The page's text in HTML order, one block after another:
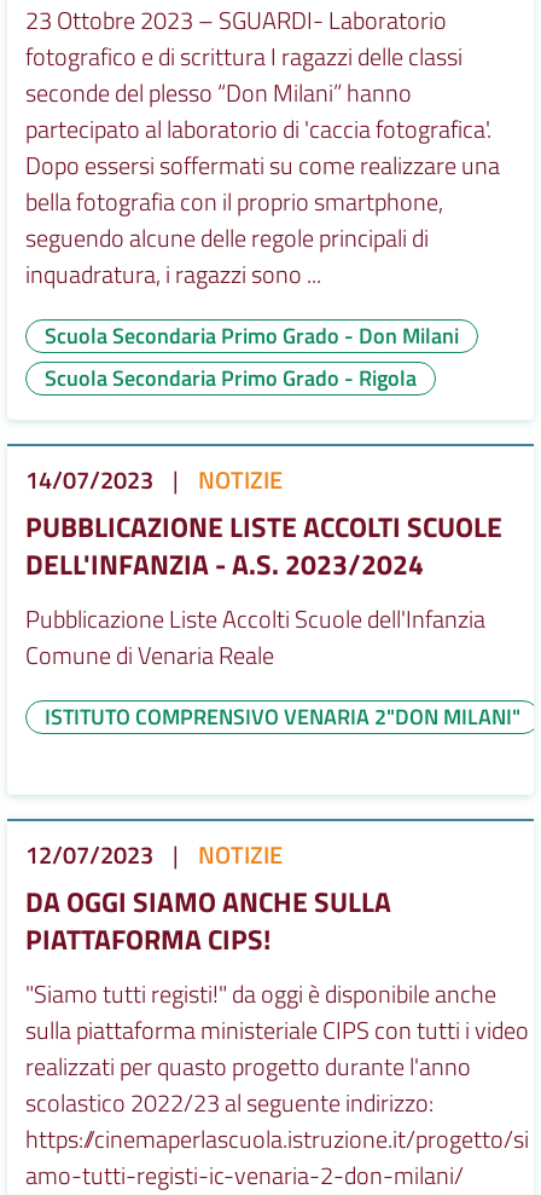
23 Ottobre 2023 – SGUARDI- Laboratorio
fotografico e di scrittura I ragazzi delle classi
seconde del plesso “Don Milani” hanno
partecipato al laboratorio di 'caccia fotografica'.
Dopo essersi soffermati su come realizzare una
bella fotografia con il proprio smartphone,
seguendo alcune delle regole principali di
inquadratura, i ragazzi sono ...
Scuola Secondaria Primo Grado - Don Milani
Scuola Secondaria Primo Grado - Rigola
14/07/2023 | NOTIZIE
PUBBLICAZIONE LISTE ACCOLTI SCUOLE
DELL'INFANZIA - A.S. 2023/2024
Pubblicazione Liste Accolti Scuole dell'Infanzia
Comune di Venaria Reale
ISTITUTO COMPRENSIVO VENARIA 2"DON MILANI"
12/07/2023 | NOTIZIE
DA OGGI SIAMO ANCHE SULLA
PIATTAFORMA CIPS!
"Siamo tutti registi!" da oggi è disponibile anche
sulla piattaforma ministeriale CIPS con tutti i video
realizzati per quasto progetto durante l'anno
scolastico 2022/23 al seguente indirizzo:
https://cinemaperlascuola.istruzione.it/progetto/si
amo-tutti-registi-ic-venaria-2-don-milani/